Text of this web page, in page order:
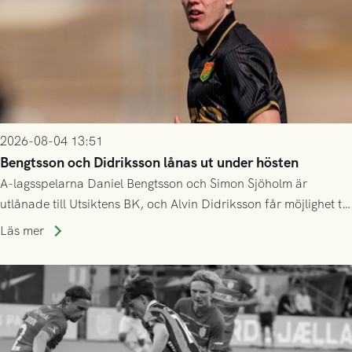
2026-08-04 13:51
Bengtsson och Didriksson lånas ut under hösten
A-lagsspelarna Daniel Bengtsson och Simon Sjöholm är
utlånade till Utsiktens BK, och Alvin Didriksson får möjlighet till
speltid i Hestrafors genom föreningssamarbete.
Läs mer